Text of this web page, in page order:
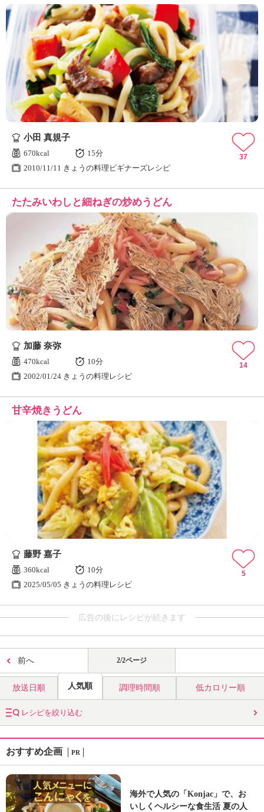
小田 真規子
670kcal
15分
2010/11/11 きょうの料理ビギナーズレシピ
37
たたみいわしと細ねぎの炒めうどん
加藤 奈弥
470kcal
10分
2002/01/24 きょうの料理レシピ
14
甘辛焼きうどん
藤野 嘉子
360kcal
10分
2025/05/05 きょうの料理レシピ
5
広告の後にレシピが続きます
前へ 2/2ページ
放送日順 人気順 調理時間順 低カロリー順
レシピを絞り込む
おすすめ企画 PR
海外で人気の「Konjac」で、お
いしくヘルシーな食生活 夏の人